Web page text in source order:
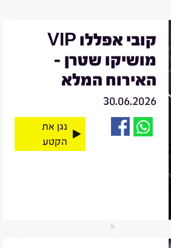
קובי אפללו VIP
מושיקו שטרן -
האירוח המלא
30.06.2026
נגן את
הקטע